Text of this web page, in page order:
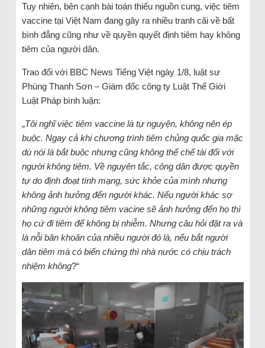
Tuy nhiên, bên cạnh bài toán thiếu nguồn cung, việc tiêm
vaccine tại Việt Nam đang gây ra nhiều tranh cãi về bất
bình đẳng cũng như về quyền quyết định tiêm hay không
tiêm của người dân.
Trao đổi với BBC News Tiếng Việt ngày 1/8, luật sư
Phùng Thanh Sơn – Giám đốc công ty Luật Thế Giới
Luật Pháp bình luận:
„Tôi nghĩ việc tiêm vaccine là tự nguyện, không nên ép
buộc. Ngay cả khi chương trình tiêm chủng quốc gia mặc
dù nói là bắt buộc nhưng cũng không thể chế tài đối với
người không tiêm. Về nguyên tắc, công dân được quyền
tự do định đoạt tính mạng, sức khỏe của mình nhưng
không ảnh hưởng đến người khác. Nếu người khác sợ
những người không tiêm vacine sẽ ảnh hưởng đến họ thì
họ cứ đi tiêm để không bị nhiễm. Nhưng câu hỏi đặt ra và
là nỗi băn khoăn của nhiều người đó là, nếu bắt người
dân tiêm mà có biến chứng thì nhà nước có chịu trách
nhiệm không?“